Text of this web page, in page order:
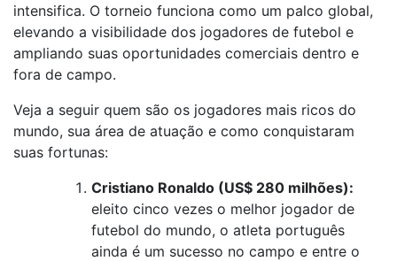
intensifica. O torneio funciona como um palco global,
elevando a visibilidade dos jogadores de futebol e
ampliando suas oportunidades comerciais dentro e
fora de campo.
Veja a seguir quem são os jogadores mais ricos do
mundo, sua área de atuação e como conquistaram
suas fortunas:
Cristiano Ronaldo (US$ 280 milhões):
eleito cinco vezes o melhor jogador de
futebol do mundo, o atleta português
ainda é um sucesso no campo e entre o